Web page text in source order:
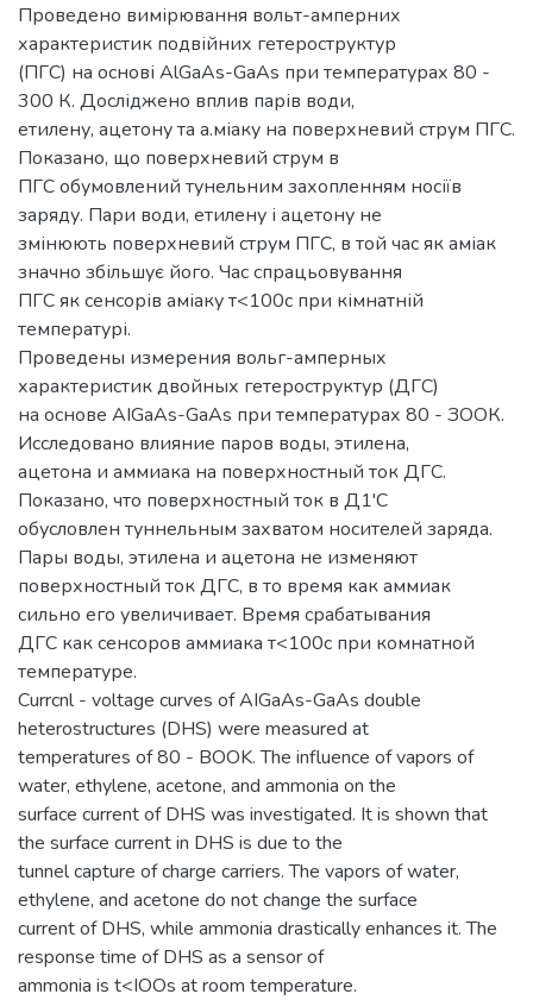
Проведено вимірювання вольт-амперних
характеристик подвійних гетероструктур
(ПГС) на основі AlGaAs-GaAs при температурах 80 -
300 К. Досліджено вплив парів води,
етилену, ацетону та а.міаку на поверхневий струм ПГС.
Показано, що поверхневий струм в
ПГС обумовлений тунельним захопленням носіїв
заряду. Пари води, етилену і ацетону не
змінюють поверхневий струм ПГС, в той час як аміак
значно збільшує його. Час спрацьовування
ПГС як сенсорів аміаку т<100с при кімнатній
температурі.
Проведены измерения вольг-амперных
характеристик двойных гетероструктур (ДГС)
на основе AIGaAs-GaAs при температурах 80 - ЗООК.
Исследовано влияние паров воды, этилена,
ацетона и аммиака на поверхностный ток ДГС.
Показано, что поверхностный ток в Д1'С
обусловлен туннельным захватом носителей заряда.
Пары воды, этилена и ацетона не изменяют
поверхностный ток ДГС, в то время как аммиак
сильно его увеличивает. Время срабатывания
ДГС как сенсоров аммиака т<100с при комнатной
температуре.
Currcnl - voltage curves of AIGaAs-GaAs double
heterostructures (DHS) were measured at
temperatures of 80 - BOOK. The influence of vapors of
water, ethylene, acetone, and ammonia on the
surface current of DHS was investigated. It is shown that
the surface current in DHS is due to the
tunnel capture of charge carriers. The vapors of water,
ethylene, and acetone do not change the surface
current of DHS, while ammonia drastically enhances it. The
response time of DHS as a sensor of
ammonia is t<IOOs at room temperature.